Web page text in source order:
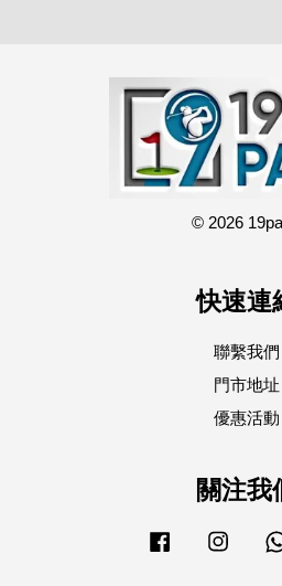
© 2026
快速連
聯繫我們
門市地址
優惠活動
關注我
Facebook